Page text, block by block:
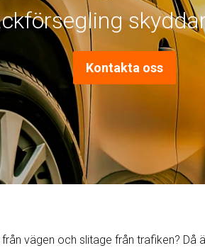
Kontakta oss
vägen och slitage från trafiken? Då